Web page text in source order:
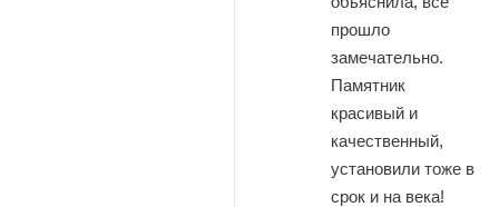
прошло
замечательно.
Памятник
красивый и
качественный,
установили тоже в
срок и на века!